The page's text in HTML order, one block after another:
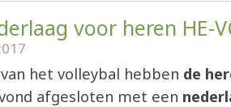
voor heren HE-
het volleybal hebben de
afgesloten met een